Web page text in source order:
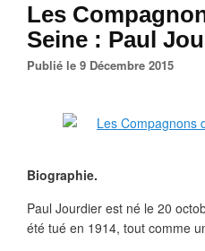
Les
Seine : Paul
Publié le 9 Décembre 2015
Biographie.
Paul Jourdier est né le 20
été tué en 1914, tout comme